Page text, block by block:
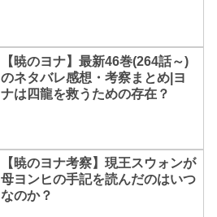
【暁のヨナ】最新46巻(264話～)
のネタバレ感想・考察まとめ|ヨ
ナは四龍を救うための存在？
【暁のヨナ考察】現王スウォンが
母ヨンヒの手記を読んだのはいつ
なのか？